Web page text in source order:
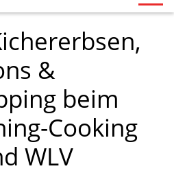
&
beim
Cooking
WLV